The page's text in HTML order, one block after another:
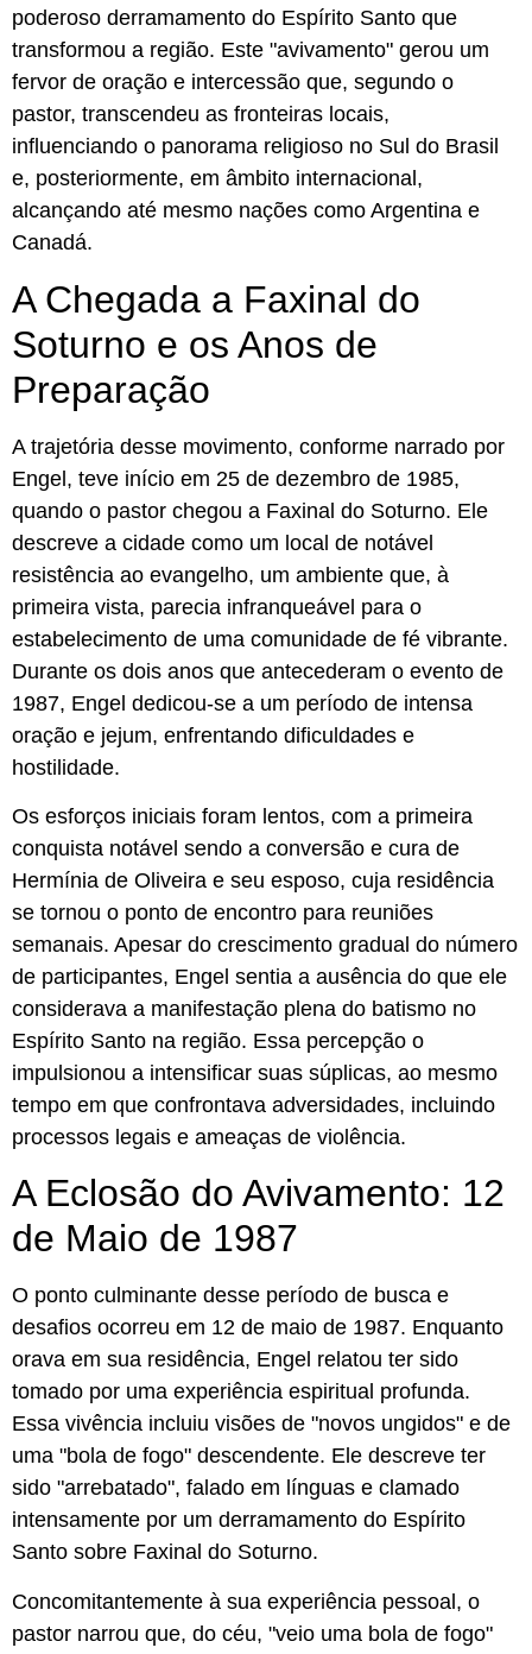
poderoso derramamento do Espírito Santo que
transformou a região. Este "avivamento" gerou um
fervor de oração e intercessão que, segundo o
pastor, transcendeu as fronteiras locais,
influenciando o panorama religioso no Sul do Brasil
e, posteriormente, em âmbito internacional,
alcançando até mesmo nações como Argentina e
Canadá.
A Chegada a Faxinal do
Soturno e os Anos de
Preparação
A trajetória desse movimento, conforme narrado por
Engel, teve início em 25 de dezembro de 1985,
quando o pastor chegou a Faxinal do Soturno. Ele
descreve a cidade como um local de notável
resistência ao evangelho, um ambiente que, à
primeira vista, parecia infranqueável para o
estabelecimento de uma comunidade de fé vibrante.
Durante os dois anos que antecederam o evento de
1987, Engel dedicou-se a um período de intensa
oração e jejum, enfrentando dificuldades e
hostilidade.
Os esforços iniciais foram lentos, com a primeira
conquista notável sendo a conversão e cura de
Hermínia de Oliveira e seu esposo, cuja residência
se tornou o ponto de encontro para reuniões
semanais. Apesar do crescimento gradual do número
de participantes, Engel sentia a ausência do que ele
considerava a manifestação plena do batismo no
Espírito Santo na região. Essa percepção o
impulsionou a intensificar suas súplicas, ao mesmo
tempo em que confrontava adversidades, incluindo
processos legais e ameaças de violência.
A Eclosão do Avivamento: 12
de Maio de 1987
O ponto culminante desse período de busca e
desafios ocorreu em 12 de maio de 1987. Enquanto
orava em sua residência, Engel relatou ter sido
tomado por uma experiência espiritual profunda.
Essa vivência incluiu visões de "novos ungidos" e de
uma "bola de fogo" descendente. Ele descreve ter
sido "arrebatado", falado em línguas e clamado
intensamente por um derramamento do Espírito
Santo sobre Faxinal do Soturno.
Concomitantemente à sua experiência pessoal, o
pastor narrou que, do céu, "veio uma bola de fogo"